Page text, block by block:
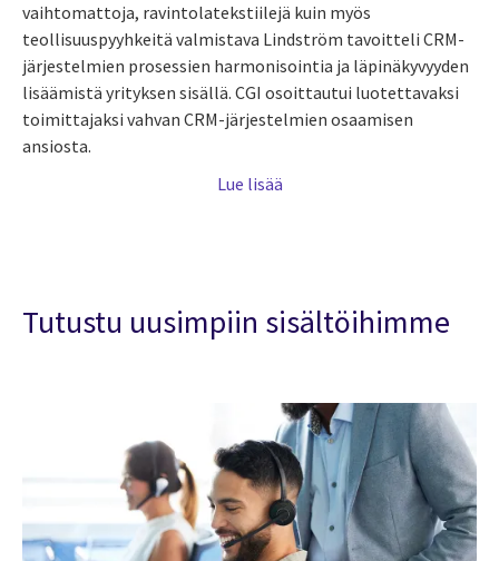
vaihtomattoja, ravintolatekstiilejä kuin myös
teollisuuspyyhkeitä valmistava Lindström tavoitteli CRM-
järjestelmien prosessien harmonisointia ja läpinäkyvyyden
lisäämistä yrityksen sisällä. CGI osoittautui luotettavaksi
toimittajaksi vahvan CRM-järjestelmien osaamisen
ansiosta.
Lue lisää
Tutustu uusimpiin sisältöihimme